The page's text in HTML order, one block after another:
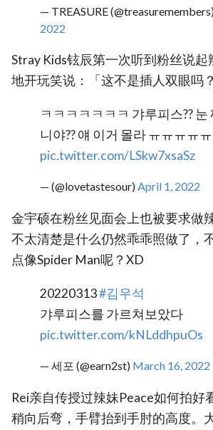
— TREASURE
2022
Stray Kids铉辰第一次听到粉丝说起
地开玩笑说：「这不是插人双眼吗
ㅋㅋㅋㅋㅋㅋㅋ 갸루피스??
니야?? 얘 이거 몰라 ㅠㅠㅠㅠ
pic.twitter.com/LSkw7xsaSz
— (@lovetastesour)April 1, 2022
金宇硕在粉丝见面会上也被要求做
不太清楚是什么仍然乖乖照做了，
点像Spider Man呢？XD
20220313#김우석
갸루피스를 가르쳐보았다
pic.twitter.com/kNLddhpuOs
— 세포 (@earn2st) March 16, 2022
Rei亲自传授过辣妹Peace如何拍好
稍向后弯，手臂抬到手肘的高度。